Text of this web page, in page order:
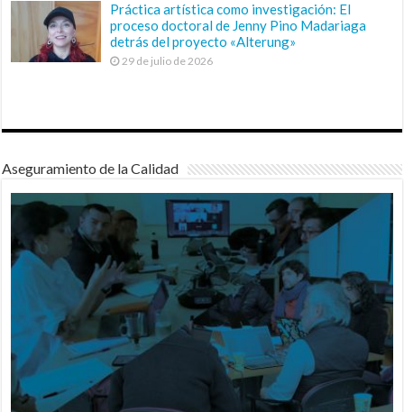
Práctica artística como investigación: El
proceso doctoral de Jenny Pino Madariaga
detrás del proyecto «Alterung»
29 de julio de 2026
Aseguramiento de la Calidad